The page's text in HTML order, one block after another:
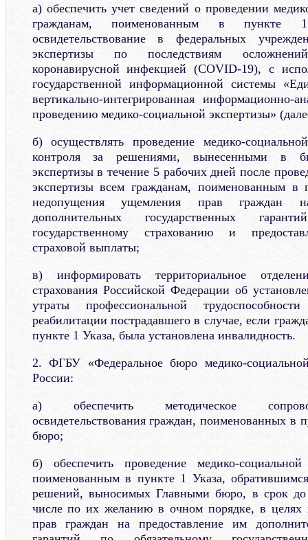
а) обеспечить учет сведений о проведении
гражданам, поименованным в пункте
освидетельствование в федеральных
экспертизы по последствиям
коронавирусной инфекцией (COVID-19), с
государственной информационной системы
вертикально-интегрированная информационно-
проведению медико-социальной экспертизы»
б) осуществлять проведение медико-
контроля за решениями, вынесенными в
экспертизы в течение 5 рабочих дней после
экспертизы всем гражданам, поименованным в
недопущения ущемления прав граждан
дополнительных государственных
государственному страхованию и
страховой выплаты;
в) информировать территориальное
страхования Российской Федерации об
утраты профессиональной
реабилитации пострадавшего в случае, если
пункте 1 Указа, была установлена инвалидность.
2. ФГБУ «Федеральное бюро медико-
России:
а) обеспечить методическое
освидетельствования граждан, поименованных в
бюро;
б) обеспечить проведение медико-
поименованным в пункте 1 Указа,
решений, выносимых Главными бюро, в срок
числе по их желанию в очном порядке, в целях
прав граждан на предоставление им